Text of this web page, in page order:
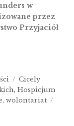
w
przez
Przyjaciół
Cicely
,Hospicjum
,wolontariat